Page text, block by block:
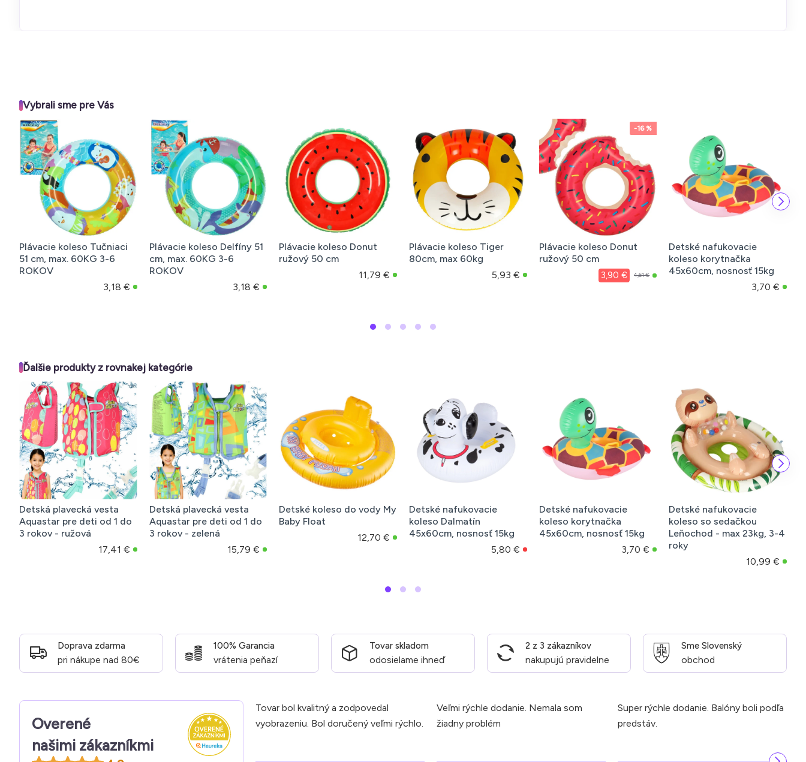
Vybrali sme pre Vás
Plávacie koleso Tučniaci
51 cm, max. 60KG 3-6
ROKOV
3,18 €
Plávacie koleso Delfíny 51
cm, max. 60KG 3-6
ROKOV
3,18 €
Plávacie koleso Donut
ružový 50 cm
11,79 €
Plávacie koleso Tiger
80cm, max 60kg
5,93 €
-16 %
Plávacie koleso Donut
ružový 50 cm
3,90 € 4,61 €
Detské nafukovacie
koleso korytnačka
45x60cm, nosnosť 15kg
3,70 €
Ďalšie produkty z rovnakej kategórie
Detská plavecká vesta
Aquastar pre deti od 1 do
3 rokov - ružová
17,41 €
Detská plavecká vesta
Aquastar pre deti od 1 do
3 rokov - zelená
15,79 €
Detské koleso do vody My
Baby Float
12,70 €
Detské nafukovacie
koleso Dalmatín
45x60cm, nosnosť 15kg
5,80 €
Detské nafukovacie
koleso korytnačka
45x60cm, nosnosť 15kg
3,70 €
Detské nafukovacie
koleso so sedačkou
Leňochod - max 23kg, 3-4
roky
10,99 €
Doprava zdarma
pri nákupe nad 80€
100% Garancia
vrátenia peňazí
Tovar skladom
odosielame ihneď
2 z 3 zákazníkov
nakupujú pravidelne
Sme Slovenský
obchod
Overené
našimi zákazníkmi
Tovar bol kvalitný a zodpovedal
vyobrazeniu. Bol doručený veľmi rýchlo.
Veľmi rýchle dodanie. Nemala som
žiadny problém
Super rýchle dodanie. Balóny boli podľa
predstáv.